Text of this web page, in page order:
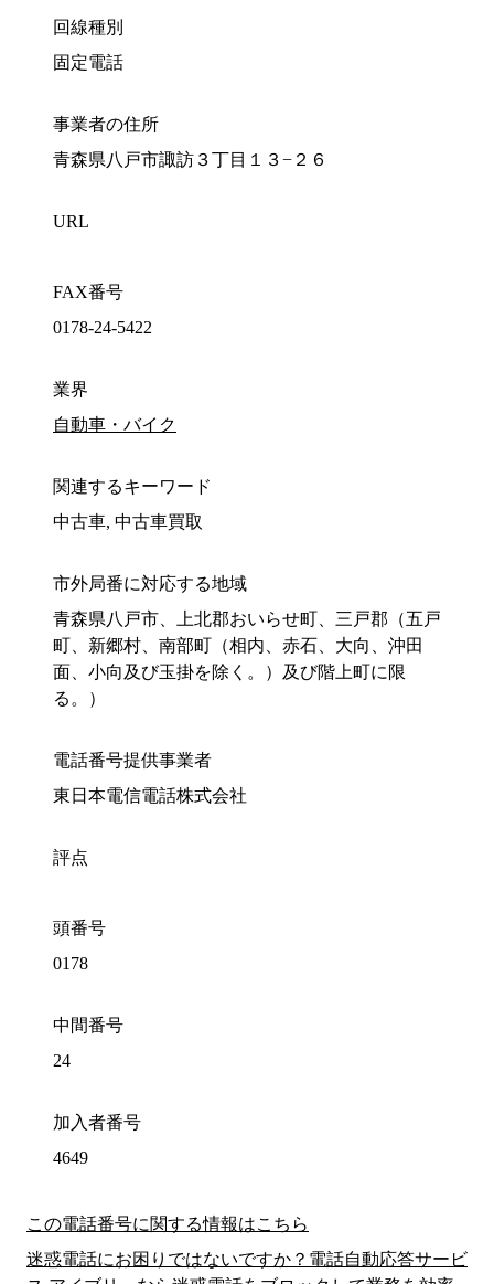
回線種別
固定電話
事業者の住所
青森県八戸市諏訪３丁目１３−２６
URL
FAX番号
0178-24-5422
業界
自動車・バイク
関連するキーワード
中古車, 中古車買取
市外局番に対応する地域
青森県八戸市、上北郡おいらせ町、三戸郡（五戸
町、新郷村、南部町（相内、赤石、大向、沖田
面、小向及び玉掛を除く。）及び階上町に限
る。）
電話番号提供事業者
東日本電信電話株式会社
評点
頭番号
0178
中間番号
24
加入者番号
4649
この電話番号に関する情報はこちら
迷惑電話にお困りではないですか？電話自動応答サービ